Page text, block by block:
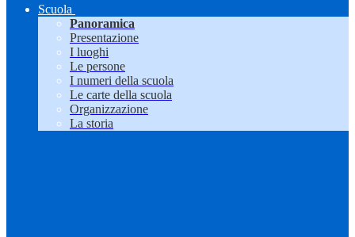
Scuola
Panoramica
Presentazione
I luoghi
Le persone
I numeri della scuola
Le carte della scuola
Organizzazione
La storia